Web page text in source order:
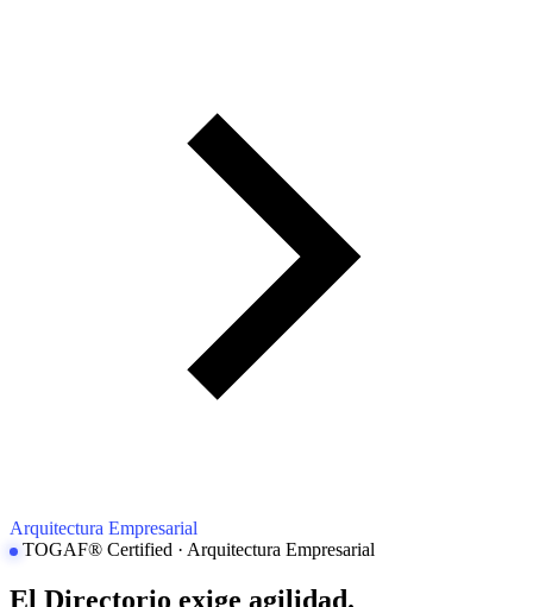
Arquitectura Empresarial
TOGAF® Certified · Arquitectura Empresarial
El Directorio exige agilidad.